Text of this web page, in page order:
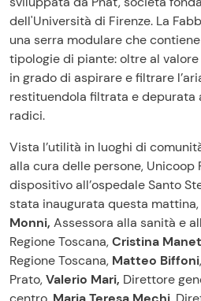
dell'Università di Firenze. La
una serra modulare che
tipologie di piante: oltre al
in grado di aspirare e filtrare
restituendola filtrata e depurata
radici.
Vista l’utilità in luoghi di
alla cura delle persone, Unicoop
dispositivo all’ospedale Santo
stata inaugurata questa
Monni, Assessora alla sanità e
Regione Toscana,Cristina
Regione Toscana, Matteo Biffoni
Prato,Valerio Mari, Direttore